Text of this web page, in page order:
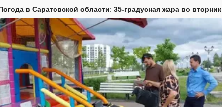
в Саратовской области: 35-градусная жара во вторник